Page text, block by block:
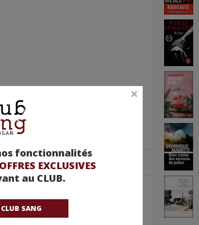
fonctionnalités
OFFRES EXCLUSIVES
au CLUB.
CLUB SANG